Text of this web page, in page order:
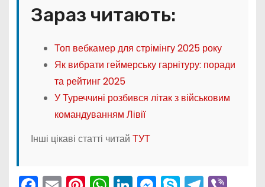
Зараз читають:
Топ вебкамер для стрімінгу 2025 року
Як вибрати геймерську гарнітуру: поради
та рейтинг 2025
У Туреччині розбився літак з військовим
командуванням Лівії
Інші цікаві статті читай ТУТ